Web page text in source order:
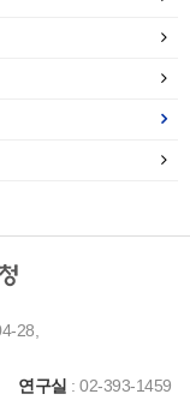
28,
연구실 : 02-393-1459